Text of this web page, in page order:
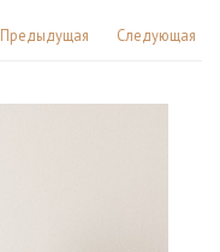
Предыдущая Следующая